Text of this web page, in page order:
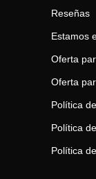
Reseñas
Estamos
Oferta
Oferta
Política
Política
Política